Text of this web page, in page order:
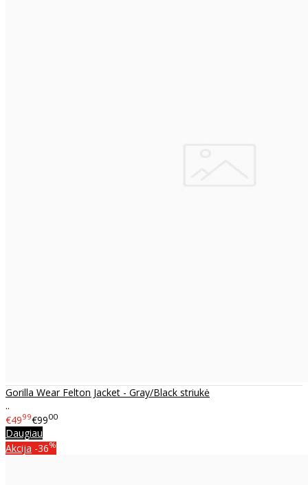
Gorilla Wear Felton Jacket - Gray/Black striukė
..
€4999€9900
Daugiau
Akcija -36%